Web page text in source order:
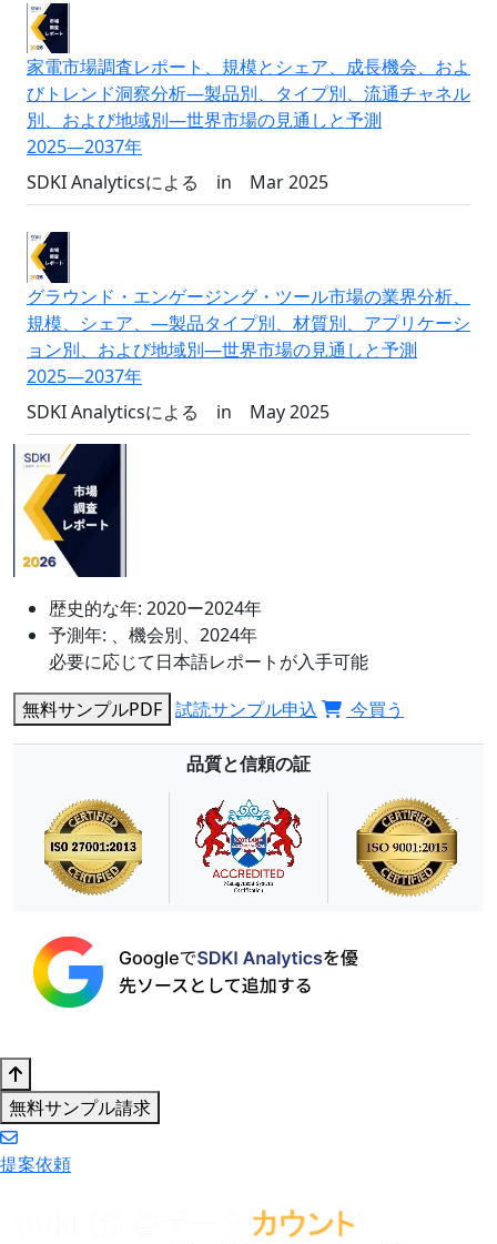
家電市場調査レポート、規模とシェア、成長機会、およ
びトレンド洞察分析―製品別、タイプ別、流通チャネル
別、および地域別―世界市場の見通しと予測
2025―2037年
SDKI Analyticsによる
in Mar 2025
グラウンド・エンゲージング・ツール市場の業界分析、
規模、シェア、―製品タイプ別、材質別、アプリケーシ
ョン別、および地域別―世界市場の見通しと予測
2025―2037年
SDKI Analyticsによる
in May 2025
歴史的な年: 2020ー2024年
予測年: 、機会別、2024年
必要に応じて日本語レポートが入手可能
無料サンプルPDF 試読サンプル申込 今買う
品質と信頼の証
無料サンプル請求
提案依頼